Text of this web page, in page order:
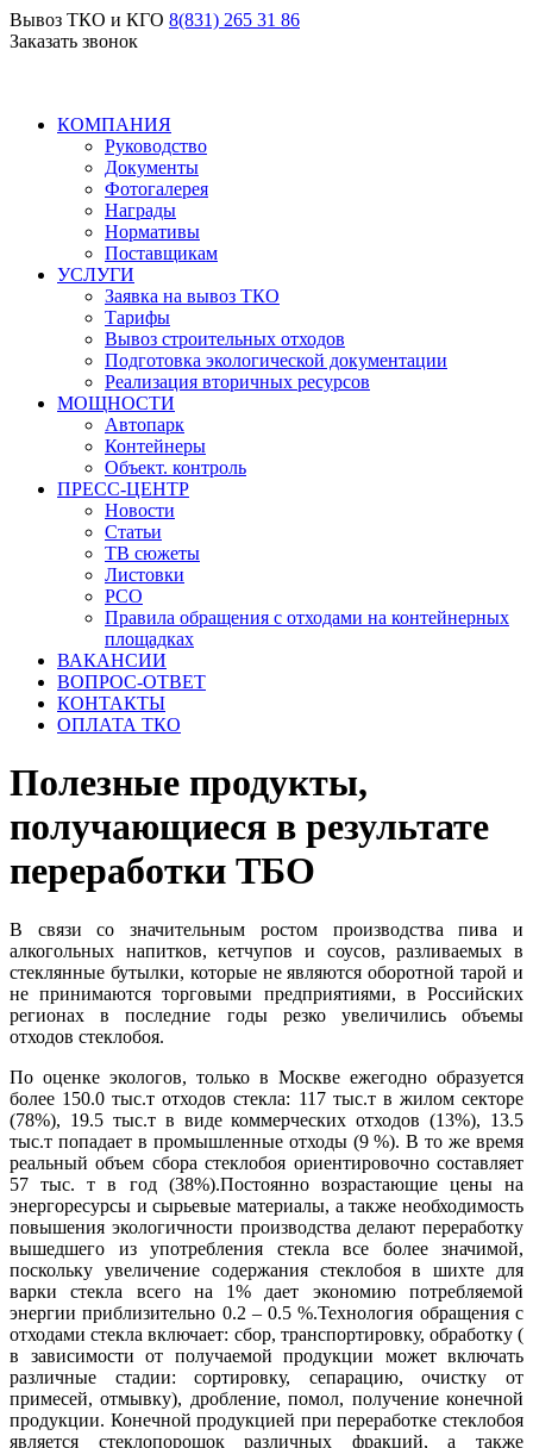
Вывоз ТКО и КГО 8(831) 265 31 86
Заказать звонок
КОМПАНИЯ
Руководство
Документы
Фотогалерея
Награды
Нормативы
Поставщикам
УСЛУГИ
Заявка на вывоз ТКО
Тарифы
Вывоз строительных отходов
Подготовка экологической документации
Реализация вторичных ресурсов
МОЩНОСТИ
Автопарк
Контейнеры
Объект. контроль
ПРЕСС-ЦЕНТР
Новости
Статьи
ТВ сюжеты
Листовки
РСО
Правила обращения с отходами на контейнерных
площадках
ВАКАНСИИ
ВОПРОС-ОТВЕТ
КОНТАКТЫ
ОПЛАТА ТКО
Полезные продукты,
получающиеся в результате
переработки ТБО
В связи со значительным ростом производства пива и
алкогольных напитков, кетчупов и соусов, разливаемых в
стеклянные бутылки, которые не являются оборотной тарой и
не принимаются торговыми предприятиями, в Российских
регионах в последние годы резко увеличились объемы
отходов стеклобоя.
По оценке экологов, только в Москве ежегодно образуется более 150.0 тыс.т отходов стекла: 117 тыс.т в жилом секторе (78%), 19.5 тыс.т в виде коммерческих отходов (13%), 13.5 тыс.т попадает в промышленные отходы (9 %). В то же время реальный объем сбора стеклобоя ориентировочно составляет 57 тыс. т в год (38%).Постоянно возрастающие цены на энергоресурсы и сырьевые материалы, а также необходимость повышения экологичности производства делают переработку вышедшего из употребления стекла все более значимой, поскольку увеличение содержания стеклобоя в шихте для варки стекла всего на 1% дает экономию потребляемой энергии приблизительно 0.2 – 0.5 %.Технология обращения с отходами стекла включает: сбор, транспортировку, обработку ( в зависимости от получаемой продукции может включать различные стадии: сортировку, сепарацию, очистку от примесей, отмывку), дробление, помол, получение конечной продукции. Конечной продукцией при переработке стеклобоя является стеклопорошок различных фракций, а также стеклоизделия и стройматериалы.Сбор и сортировка стеклобояИз всех компонентов ТБО переработка стеклобоя считается особенно выгодной. Однако основной трудностью при вторичном использовании стеклотары является ее отделение от других твердых бытовых и промышленных отходов. За рубежом накоплен огромный опыт по сбору и переработке стеклобоя. Сбор стеклоотходов в крупных городах осуществляется, в основном, специализированными предприятиями. Например, в США сбором и переработкой стеклобоя занимаются фирмы, производящие стекло, которые оборудуют пункты сбора и обеспечивают первичную обработку стеклобоя. Установки для его сортировки и переработки, как правило, монтируются непосредственно на стекольных заводах. Серию таких аппаратов, которые состоят из стандартных модулей, быстро и легко монтируются и могут дополняться новыми модулями, разработали специалисты транснациональной компании “Owens-Illinois” – крупнейшего мирового производителя стеклянной тары. Только в США компания эксплуатирует 60 таких перерабатывающих производств, которые поставляют для изготовления новых стеклянных контейнеров около 1 млн. т измельченного стеклобоя в год .В Германии фирмы, занятые сбором стеклобоя, также поставляют его непосредственно на стекольные заводы, проводя предварительную обработку с целью очищения от примесей и получения требуемого размера частиц. Поэтому поставляемый стеклобой полностью готов для введения в шихту. В некоторых европейских странах, например в Венгрии, стеклобой собирают организации – заготовители вторсырья (макулатуры, резины, отходов текстиля и древесины). Для сбора стеклобоя в местах его возможного образования установлены специальные контейнеры. Наряду со стационарным применяется и передвижной способ сбора стеклобоя, включающий в себя регулярный объезд предприятий и городских жителей. Кроме того, в Венгрии используется такой экономически оправданный способ сбора стеклобоя, как установка крупногабаритных контейнеров предприятиями – приемщиками стекла. Широко применяются передвижные механизированные приемные пункты, где стекло, не только собирают, но и вручную сортируют по цвету и измельчают. В Великобритании рециклингу ежегодно подвергается 16130 тыс.т вышедшей из употребления стеклянной тары, что является результатом выполнения директивы Евросоюза по упаковочным отходам. Такой результат связан с успешной информационной работой по привлечению населения к программам вторичного использования ресурсов. Внедрению системы сбора стеклянной тары способствует проведение таких мероприятий, как организация соревнований между школами, выпуск настенных плакатов, установление премий за сбор вторичного сырья, широкое освещение этих мероприятий в средствах массовой информации.Для того, чтобы увеличить объемы использования стеклобоя производителями стекла, за рубежом все шире применяют автоматизированные системы сортировки стекольного боя по цвету. Например, компанией Mogensen GmbH (Германия) были разработаны автоматизированные оптоэлектронные системы для такой классификации различных типов стекла, предназначенного для вторичной переработки. Установка MikroSort® AX разработана специально для сортировки больших объёмов сильно загрязнённого пустотелого стеклобоя в диапазоне зернистости 5 — 60 мм и отвечает многим требованиям, предъявляемым к сортируемому материалу. Как правило, желательно, чтобы стеклобой, предназначенный для вторичной переработки, подвергался мокрой очистке только в редких случаях, но в то же время из-за хранения под открытым небом он часто является влажным. Кроме того, стеклянные отходы содержат прилипший мелкий материал, бумагу, металлические и органические остатки. При получении конечного продукта должны быть учтены цветовые нюансы, например, отделение белого стекла от светло-зелёного, керамических осколков от белого стекла с бумажными этикетками и т.д. Чтобы удовлетворить всем этим требованиям, процесс сортировки разбит на несколько этапов. Сначала стеклянный бой подается ковшовым загрузчиком в приемный бункер, откуда вибропитателем направляется в ковшовый элеватор и затем на грохот. Более крупный материал отделяется на верхней сетке, в то время как более мелкий (менее 8 мм) проходит через сетку. Частицы крупнее 8 мм направляются на электромагнитный питатель, который создает равномерный слой, состоящий из единичных кусков стекла, и направляет их к системе сортировки MikroSort® AX. Стекло сканируется в виде “завесы” шириной около 1,2 метра, оптической системой с высоким разрешением для удаления кусков, например, коричневого стекла, составляющего в общем потоке около 30%. Для анализа и оценки полученных данных используется технология на основе быстрых параллельных процессоров. Выделенные два отдельных потока подаются на конвейерные ленты и разгружаются в бункера запаса. В зависимости от материала, гранулометрического состава и количества отбраковки можно проводить сортировку со скоростью от 8 до 10 т/ч. Установка MikroSort имеет 16 различных программ, которые позволяют выполнить множество других манипуляций, включая сортировку массовых промышленных стекол и оптического стекла, для того чтобы получить фракцию бесцветного стекла и отделить смешанное цветное стекло от бесцветного стекла. При этом области применения систем MikroSort не ограничиваются только стекольной промышленностью. Их можно использовать и для классификации таких материалов как металлы, пластмасса, руда, древесина, керамика и др. Корпорация “S+S” (Германия), ведущий мировой разработчик и производитель систем детекции, сепарации и сортировки, предлагает системы сепарации стекла, основанные на рентгеновской трансмиссии, которые классифицируют и сортируют различные виды стекла на основе его химического состава.В США для приема стеклотары у населения используют системы сортировки фирмы “Environmental products” , оборудованные лазерными сканирующими устройствами для считывания универсального кода, нанесенного на этикетки бутылок.Технологии утилизации и переработки стеклобояУтилизация вышедшей из употребления стеклянной тары может проводиться по трем направлениям: — использование в качестве вторичного сырья при получении новой стеклянной тары;- применение в качестве основного сырьевого компонента в производстве различных стройматериалов;- вывоз в составе твердых бытовых отходов (ТБО) на полигоны. Во всем мире основным направлением применения стеклобоя является производство новой тары (банок, бутылок), так как это наиболее массовое производство, имеющее наименее жесткие требования к постоянству химического состава стекломассы и позволяющее использовать вторичный стеклобой, различающийся по цвету и составу. Средний удельный расход стеклобоя при производстве стеклянной тары за рубежом составляет: в Великобритании – 15%; в Венгрии – 20%; в США – 30%, в Чехии – 24%; в Германии – 30%; в Нидерландах – 40%. Например, в Швейцарии компания Vetropak эксплуатирует стекловаренную печь производительностью 200 т/сутки зеленого стекла. При этом шихта содержит от 80 до 85 % стеклобоя, а экономия топлива составляет 0,25 % на 1% перерабатываемого стеклобоя. В некоторых случаях в печах используется до 100% стеклобоя. На стеклотарных заводах США количество отходов стекла в шихте составляет от 30до 60 %. Производство стеклянной тары – не единственное направление утилизации стеклобоя. За последние 20 лет в США, Канаде, Германии разработаны технологии, которые предусматривают использование отходов тарного стекла при строительстве автомобильных дорог. Например, на строительном факультете Университета в Миссури (США) разработан материал “гласфальшт”, в состав которого входит 60 % молотого стекла, 5 % асфальта, 35 % каменной муки и других наполнителей. Этот материал опробован при строительстве некоторых автомобильных дорог. Более 400 млн. долл. было выделено на исследования, проводимые специалистами инженерного факультета и прикладных наук Колумбийского университета (штат Нью-Йорк, США), связанные с проблемой замены каменного наполнителя в бетоне стеклобоем. Но наиболее значимым направлением использования стеклобоя во всем мире является производство пеноматериалов, которые можно применять для изоляции стен, перекрытий, кровли, при изготовлении сэндвич-панелей, для утепления трубопроводов, тепловых и холодильных агрегатов, а также использовать как легкий заполнитель бетона. С конструкционной точки зрения материал может выпускаться в трех принципиально отличающихся видах: блоках (или плитах), гранулах (строительный песок или гравий) и бесформенных кусках (строительный щебень). Пеностекло – это полностью неорганический теплоизоляционный материал, подвергнутый термообработке при 700-800°С, который не поддерживает горение и относится к группе негорючих материалов. Предел огнестойкости по потере теплоизолирующей способности при толщинах 40, 80 и 100 мм составляет соответственно 30, 45 и 60 минут. Поэтому пеностекло может значительно снижать пожароопасность зданий и сооружений, построенных с его применением, а в случае пожара препятствовать распространению огня. При этом подобно обычному стеклу пенос